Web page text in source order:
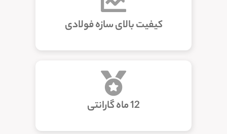
کیفیت بالای سازه فولادی
12 ماه گارانتی